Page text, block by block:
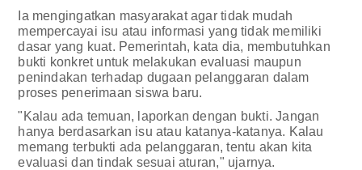
Ia mengingatkan masyarakat agar tidak mudah
mempercayai isu atau informasi yang tidak memiliki
dasar yang kuat. Pemerintah, kata dia, membutuhkan
bukti konkret untuk melakukan evaluasi maupun
penindakan terhadap dugaan pelanggaran dalam
proses penerimaan siswa baru.
"Kalau ada temuan, laporkan dengan bukti. Jangan
hanya berdasarkan isu atau katanya-katanya. Kalau
memang terbukti ada pelanggaran, tentu akan kita
evaluasi dan tindak sesuai aturan," ujarnya.